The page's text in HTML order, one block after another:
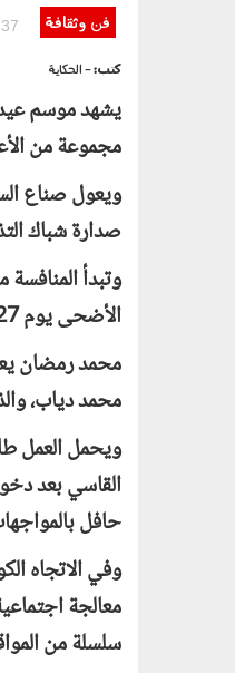
فن وثقافة
كتب:- الحكاية
مجموعة من
ويعول صناع
صدارة شباك
الأضحى يوم 27 مايو، في سباق مفتوح يعتمد على جماهيرية النجوم وقوة القصص والإنتاج الضخم.
محمد رمضان
محمد دياب،
ويحمل العمل
القاسي بعد
حافل
وفي الاتجاه
معالجة
سلسلة من